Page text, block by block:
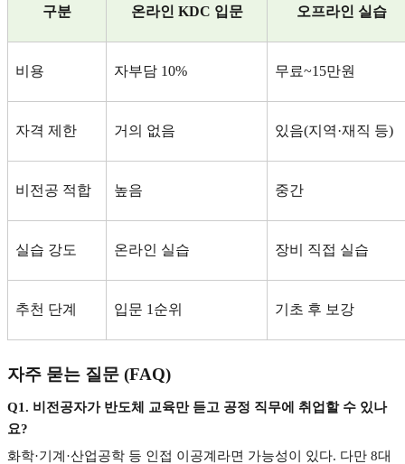
구분 온라인 KDC 입문 오프라인 실습
비용 자부담 10% 무료~15만원
자격 제한 거의 없음 있음(지역·재직 등)
비전공 적합 높음 중간
실습 강도 온라인 실습 장비 직접 실습
추천 단계 입문 1 순위 기초 후 보강
자주 묻는 질문 (FAQ)
Q1. 비전공자가 반도체 교육만 듣고 공정 직무에 취업할 수 있나
요?
화학·기계·산업공학 등 인접 이공계라면 가능성이 있다. 다만 8대